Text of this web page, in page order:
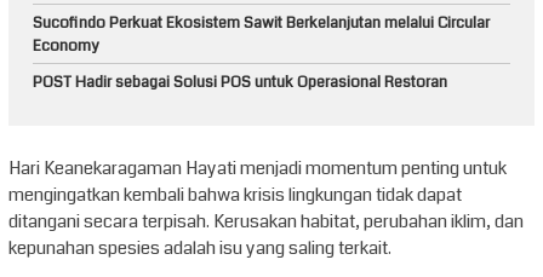
Sucofindo Perkuat Ekosistem Sawit Berkelanjutan melalui Circular
Economy
POST Hadir sebagai Solusi POS untuk Operasional Restoran
Hari Keanekaragaman Hayati menjadi momentum penting untuk
mengingatkan kembali bahwa krisis lingkungan tidak dapat
ditangani secara terpisah. Kerusakan habitat, perubahan iklim, dan
kepunahan spesies adalah isu yang saling terkait.